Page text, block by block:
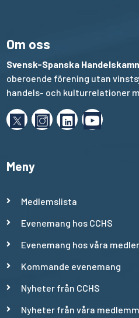
Om oss
Svensk-Spanska
oberoende förening utan
handels- och kulturrelationer
Meny
Medlemslista
Evenemang hos CCHS
Evenemang hos våra
Kommande evenemang
Nyheter från CCHS
Nyheter från våra